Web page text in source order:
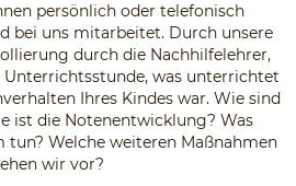
persönlich oder telefonisch
bei uns mitarbeitet. Durch unsere
durch die Nachhilfelehrer,
was unterrichtet
Ihres Kindes war. Wie sind
ist die Notenentwicklung? Was
tun? Welche weiteren Maßnahmen
wir vor?